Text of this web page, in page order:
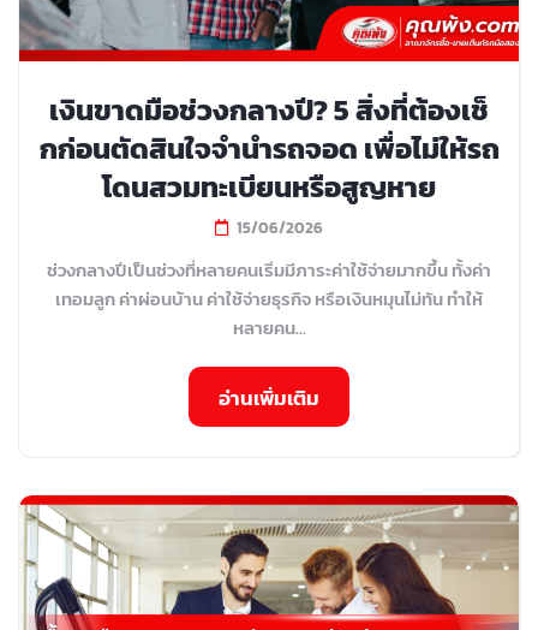
เงินขาดมือช่วงกลางปี? 5 สิ่งที่ต้องเช็
กก่อนตัดสินใจจำนำรถจอด เพื่อไม่ให้รถ
โดนสวมทะเบียนหรือสูญหาย
15/06/2026
ช่วงกลางปีเป็นช่วงที่หลายคนเริ่มมีภาระค่าใช้จ่ายมากขึ้น ทั้งค่า
เทอมลูก ค่าผ่อนบ้าน ค่าใช้จ่ายธุรกิจ หรือเงินหมุนไม่ทัน ทำให้
หลายคน...
อ่านเพิ่มเติม